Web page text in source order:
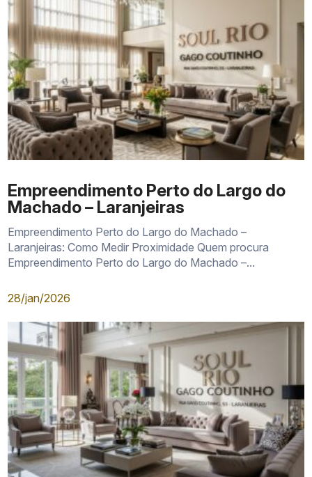
Empreendimento Perto do Largo do
Machado – Laranjeiras
Empreendimento Perto do Largo do Machado –
Laranjeiras: Como Medir Proximidade Quem procura
Empreendimento Perto do Largo do Machado –...
28/jan/2026